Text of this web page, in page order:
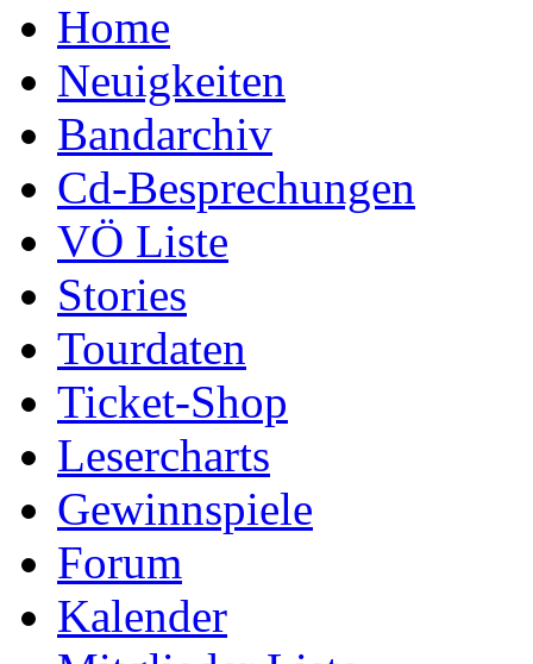
Home
Neuigkeiten
Bandarchiv
Cd-Besprechungen
VÖ Liste
Stories
Tourdaten
Ticket-Shop
Lesercharts
Gewinnspiele
Forum
Kalender